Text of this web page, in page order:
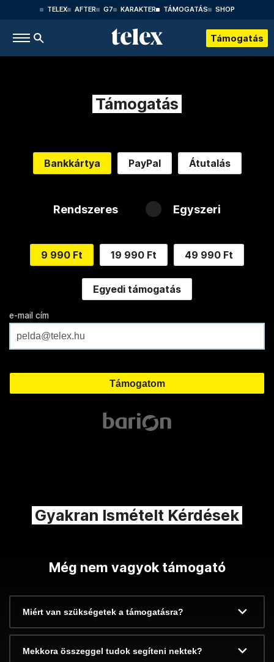
TELEX AFTER G7 KARAKTER TÁMOGATÁS SHOP
Támogatás
Támogatás
Bankkártya PayPal Átutalás
Rendszeres Egyszeri
9 990 Ft 19 990 Ft 49 990 Ft
Egyedi támogatás
e-mail cím
Gyakran Ismételt Kérdések
Még nem vagyok támogató
Miért van szükségetek a támogatásra?
Mekkora összeggel tudok segíteni nektek?